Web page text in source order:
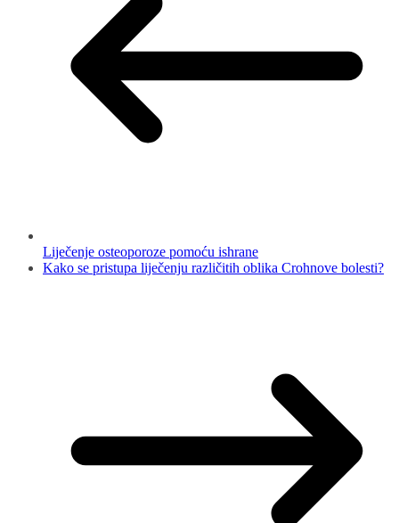
Liječenje osteoporoze pomoću ishrane
Kako se pristupa liječenju različitih oblika Crohnove bolesti?